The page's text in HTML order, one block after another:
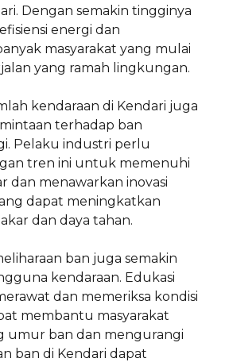
Dengan semakin tingginya
energi dan
masyarakat yang mulai
yang ramah lingkungan.
kendaraan di Kendari juga
terhadap ban
Pelaku industri perlu
tren ini untuk memenuhi
dan menawarkan inovasi
dapat meningkatkan
dan daya tahan.
ban juga semakin
kendaraan. Edukasi
dan memeriksa kondisi
membantu masyarakat
umur ban dan mengurangi
ban di Kendari dapat